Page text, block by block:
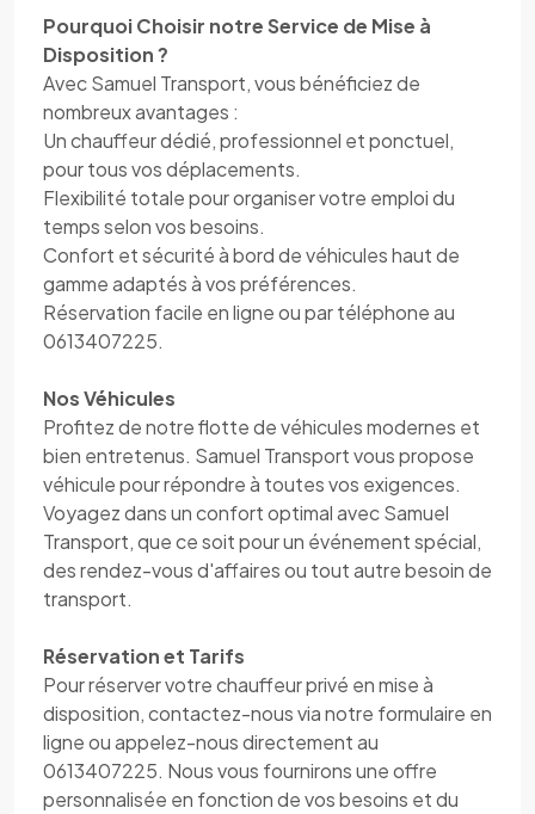
Pourquoi Choisir notre Service de Mise à
Disposition ?
Avec Samuel Transport, vous bénéficiez de
nombreux avantages :
Un chauffeur dédié, professionnel et ponctuel,
pour tous vos déplacements.
Flexibilité totale pour organiser votre emploi du
temps selon vos besoins.
Confort et sécurité à bord de véhicules haut de
gamme adaptés à vos préférences.
Réservation facile en ligne ou par téléphone au
0613407225.
Nos Véhicules
Profitez de notre flotte de véhicules modernes et
bien entretenus. Samuel Transport vous propose
véhicule pour répondre à toutes vos exigences.
Voyagez dans un confort optimal avec Samuel
Transport, que ce soit pour un événement spécial,
des rendez-vous d'affaires ou tout autre besoin de
transport.
Réservation et Tarifs
Pour réserver votre chauffeur privé en mise à
disposition, contactez-nous via notre formulaire en
ligne ou appelez-nous directement au
0613407225. Nous vous fournirons une offre
personnalisée en fonction de vos besoins et du